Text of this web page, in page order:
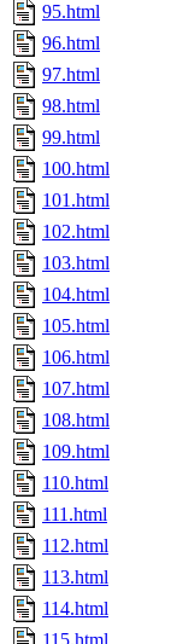
95.html
96.html
97.html
98.html
99.html
100.html
101.html
102.html
103.html
104.html
105.html
106.html
107.html
108.html
109.html
110.html
111.html
112.html
113.html
114.html